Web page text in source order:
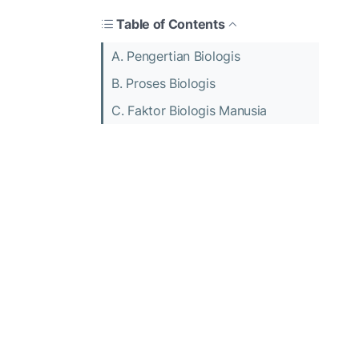
Table of Contents
A. Pengertian Biologis
B. Proses Biologis
C. Faktor Biologis Manusia